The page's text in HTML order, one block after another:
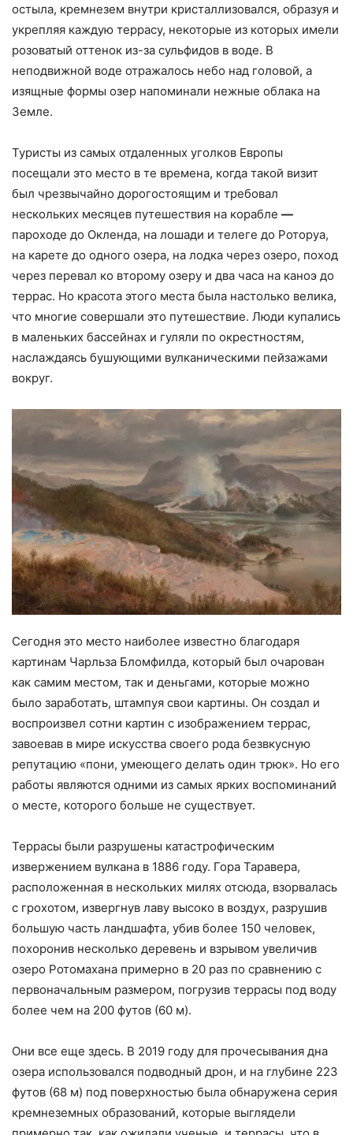
остыла, кремнезем внутри кристаллизовался, образуя и
укрепляя каждую террасу, некоторые из которых имели
розоватый оттенок из-за сульфидов в воде. В
неподвижной воде отражалось небо над головой, а
изящные формы озер напоминали нежные облака на
Земле.
Туристы из самых отдаленных уголков Европы
посещали это место в те времена, когда такой визит
был чрезвычайно дорогостоящим и требовал
нескольких месяцев путешествия на корабле —
пароходе до Окленда, на лошади и телеге до Роторуа,
на карете до одного озера, на лодка через озеро, поход
через перевал ко второму озеру и два часа на каноэ до
террас. Но красота этого места была настолько велика,
что многие совершали это путешествие. Люди купались
в маленьких бассейнах и гуляли по окрестностям,
наслаждаясь бушующими вулканическими пейзажами
вокруг.
Сегодня это место наиболее известно благодаря
картинам Чарльза Бломфилда, который был очарован
как самим местом, так и деньгами, которые можно
было заработать, штампуя свои картины. Он создал и
воспроизвел сотни картин с изображением террас,
завоевав в мире искусства своего рода безвкусную
репутацию «пони, умеющего делать один трюк». Но его
работы являются одними из самых ярких воспоминаний
о месте, которого больше не существует.
Террасы были разрушены катастрофическим
извержением вулкана в 1886 году. Гора Таравера,
расположенная в нескольких милях отсюда, взорвалась
с грохотом, извергнув лаву высоко в воздух, разрушив
большую часть ландшафта, убив более 150 человек,
похоронив несколько деревень и взрывом увеличив
озеро Ротомахана примерно в 20 раз по сравнению с
первоначальным размером, погрузив террасы под воду
более чем на 200 футов (60 м).
Они все еще здесь. В 2019 году для прочесывания дна
озера использовался подводный дрон, и на глубине 223
футов (68 м) под поверхностью была обнаружена серия
кремнеземных образований, которые выглядели